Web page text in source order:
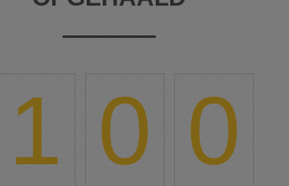
1 0 0